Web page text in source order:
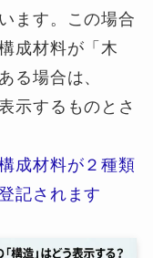
ます。この場合
成材料が「木
る場合は、
示するものとさ
成材料が２種類
記されます